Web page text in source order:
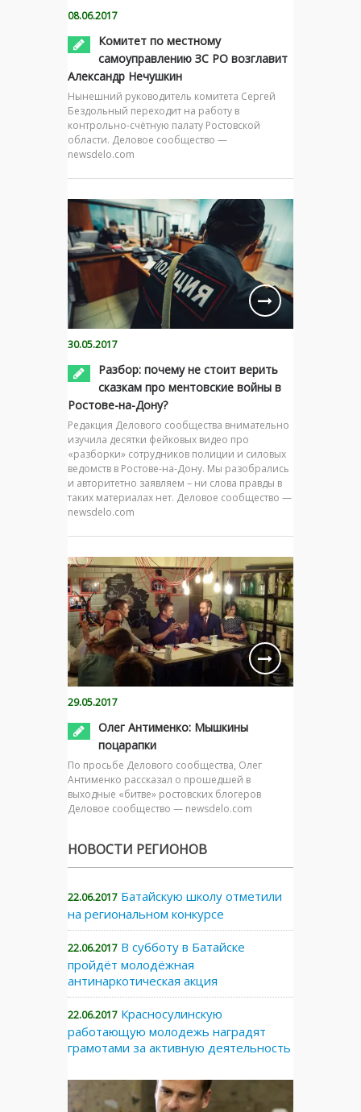
08.06.2017
Комитет по местному
самоуправлению ЗС РО возглавит
Александр Нечушкин
Нынешний руководитель комитета Сергей
Бездольный переходит на работу в
контрольно-счётную палату Ростовской
области. Деловое сообщество —
newsdelo.com
30.05.2017
Разбор: почему не стоит верить
сказкам про ментовские войны в
Ростове-на-Дону?
Редакция Делового сообщества внимательно
изучила десятки фейковых видео про
«разборки» сотрудников полиции и силовых
ведомств в Ростове-на-Дону. Мы разобрались
и авторитетно заявляем – ни слова правды в
таких материалах нет. Деловое сообщество —
newsdelo.com
29.05.2017
Олег Антименко: Мышкины
поцарапки
По просьбе Делового сообщества, Олег
Антименко рассказал о прошедшей в
выходные «битве» ростовских блогеров
Деловое сообщество — newsdelo.com
НОВОСТИ РЕГИОНОВ
22.06.2017 Батайскую школу отметили
на региональном конкурсе
22.06.2017 В субботу в Батайске
пройдёт молодёжная
антинаркотическая акция
22.06.2017 Красносулинскую
работающую молодежь наградят
грамотами за активную деятельность